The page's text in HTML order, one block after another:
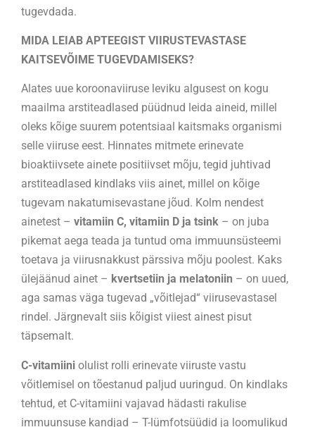
tugevdada.
MIDA LEIAB APTEEGIST VIIRUSTEVASTASE
KAITSEVÕIME TUGEVDAMISEKS?
Alates uue koroonaviiruse leviku algusest on kogu
maailma arstiteadlased püüdnud leida aineid, millel
oleks kõige suurem potentsiaal kaitsmaks organismi
selle viiruse eest. Hinnates mitmete erinevate
bioaktiivsete ainete positiivset mõju, tegid juhtivad
arstiteadlased kindlaks viis ainet, millel on kõige
tugevam nakatumisevastane jõud. Kolm nendest
ainetest – vitamiin C, vitamiin D ja tsink – on juba
pikemat aega teada ja tuntud oma immuunsüsteemi
toetava ja viirusnakkust pärssiva mõju poolest. Kaks
ülejäänud ainet – kvertsetiin ja melatoniin – on uued,
aga samas väga tugevad „võitlejad“ viirusevastasel
rindel. Järgnevalt siis kõigist viiest ainest pisut
täpsemalt.
C-vitamiini olulist rolli erinevate viiruste vastu
võitlemisel on tõestanud paljud uuringud. On kindlaks
tehtud, et C-vitamiini vajavad hädasti rakulise
immuunsuse kandjad – T-lümfotsüüdid ja loomulikud